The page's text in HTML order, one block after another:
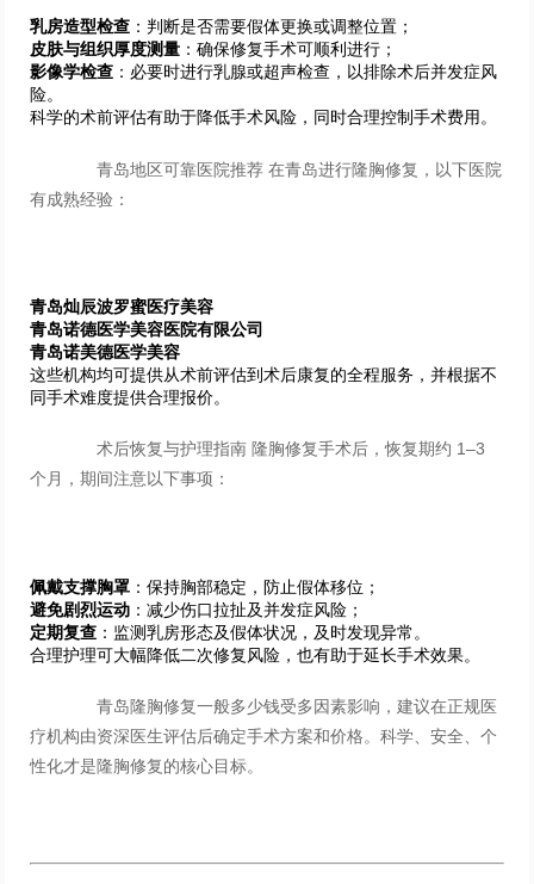
乳房造型检查：判断是否需要假体更换或调整位置；
皮肤与组织厚度测量：确保修复手术可顺利进行；
影像学检查：必要时进行乳腺或超声检查，以排除术后并发症风
险。
科学的术前评估有助于降低手术风险，同时合理控制手术费用。
青岛地区可靠医院推荐 在青岛进行隆胸修复，以下医院
有成熟经验：
青岛灿辰波罗蜜医疗美容
青岛诺德医学美容医院有限公司
青岛诺美德医学美容
这些机构均可提供从术前评估到术后康复的全程服务，并根据不
同手术难度提供合理报价。
术后恢复与护理指南 隆胸修复手术后，恢复期约 1–3
个月，期间注意以下事项：
佩戴支撑胸罩：保持胸部稳定，防止假体移位；
避免剧烈运动：减少伤口拉扯及并发症风险；
定期复查：监测乳房形态及假体状况，及时发现异常。
合理护理可大幅降低二次修复风险，也有助于延长手术效果。
青岛隆胸修复一般多少钱受多因素影响，建议在正规医
疗机构由资深医生评估后确定手术方案和价格。科学、安全、个
性化才是隆胸修复的核心目标。